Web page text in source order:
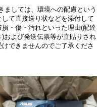
ましては、環境への配慮という
て直接送り状などを添付して
・傷・汚れといった理由(配達
および発送伝票等が直貼りされ
できませんのでご了承くださ